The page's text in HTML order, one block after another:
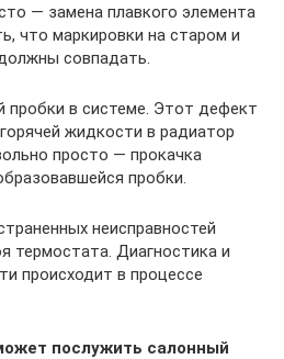
— замена плавкого элемента
что маркировки на старом и
совпадать.
пробки в системе. Этот дефект
жидкости в радиатор
просто — прокачка
пробки.
неисправностей
термостата. Диагностика и
происходит в процессе
послужить салонный